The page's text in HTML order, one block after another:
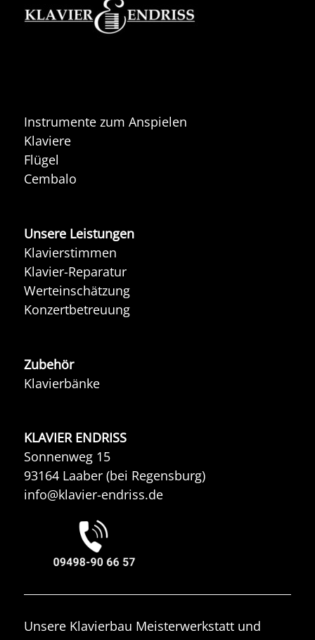
Instrumente zum Anspielen
Klaviere
Flügel
Cembalo
Unsere Leistungen
Klavierstimmen
Klavier-Reparatur
Werteinschätzung
Konzertbetreuung
Zubehör
Klavierbänke
KLAVIER ENDRISS
Sonnenweg 15
93164 Laaber (bei Regensburg)
info@klavier-endriss.de
Unsere Klavierbau Meisterwerkstatt und